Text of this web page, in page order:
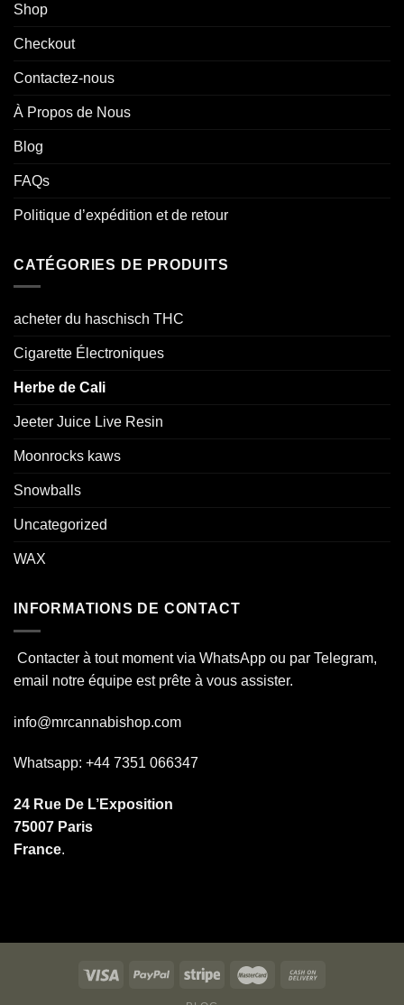
Shop
Checkout
Contactez-nous
À Propos de Nous
Blog
FAQs
Politique d’expédition et de retour
CATÉGORIES DE PRODUITS
acheter du haschisch THC
Cigarette Électroniques
Herbe de Cali
Jeeter Juice Live Resin
Moonrocks kaws
Snowballs
Uncategorized
WAX
INFORMATIONS DE CONTACT
Contacter à tout moment via WhatsApp ou par Telegram,
email notre équipe est prête à vous assister.
info@mrcannabishop.com
Whatsapp: +44 7351 066347
24 Rue De L’Exposition
75007 Paris
France.